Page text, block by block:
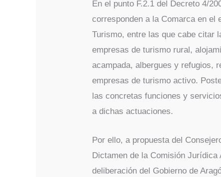
En el punto F.2.1 del Decreto 4/
corresponden a la Comarca en el
Turismo, entre las que cabe citar
empresas de turismo rural,
acampada, albergues y refugios,
empresas de turismo activo.
las concretas funciones y
a dichas actuaciones.
Por ello, a propuesta del
Dictamen de la Comisión
deliberación del Gobierno de